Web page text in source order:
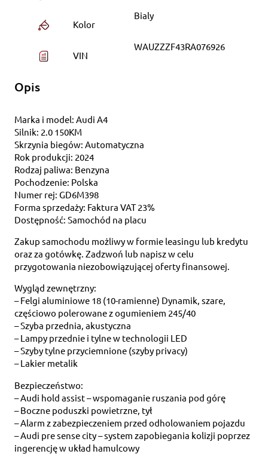
Kolor
Bialy
VIN
WAUZZZF43RA076926
Opis
Marka i model: Audi A4
Silnik: 2.0 150KM
Skrzynia biegów: Automatyczna
Rok produkcji: 2024
Rodzaj paliwa: Benzyna
Pochodzenie: Polska
Numer rej: GD6M398
Forma sprzedaży: Faktura VAT 23%
Dostępność: Samochód na placu
Zakup samochodu możliwy w formie leasingu lub kredytu
oraz za gotówkę. Zadzwoń lub napisz w celu
przygotowania niezobowiązującej oferty finansowej.
Wygląd zewnętrzny:
– Felgi aluminiowe 18 (10-ramienne) Dynamik, szare,
częściowo polerowane z ogumieniem 245/40
– Szyba przednia, akustyczna
– Lampy przednie i tylne w technologii LED
– Szyby tylne przyciemnione (szyby privacy)
– Lakier metalik
Bezpieczeństwo:
– Audi hold assist – wspomaganie ruszania pod górę
– Boczne poduszki powietrzne, tył
– Alarm z zabezpieczeniem przed odholowaniem pojazdu
– Audi pre sense city – system zapobiegania kolizji poprzez
ingerencję w układ hamulcowy